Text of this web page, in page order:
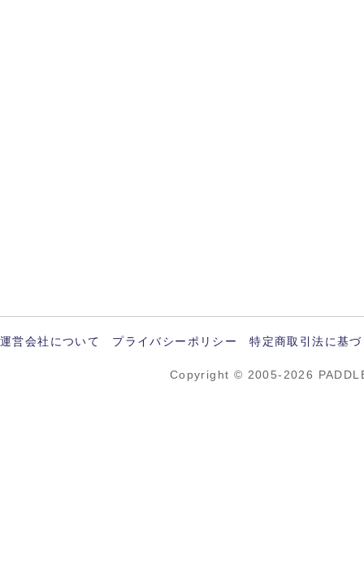
運営会社について プライバシーポリシー 特定商取引法に基
Copyright © 2005-2026